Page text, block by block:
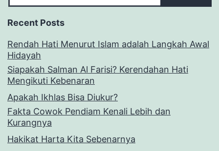
Recent Posts
Rendah Hati Menurut Islam adalah Langkah Awal
Hidayah
Siapakah Salman Al Farisi? Kerendahan Hati
Mengikuti Kebenaran
Apakah Ikhlas Bisa Diukur?
Fakta Cowok Pendiam Kenali Lebih dan
Kurangnya
Hakikat Harta Kita Sebenarnya